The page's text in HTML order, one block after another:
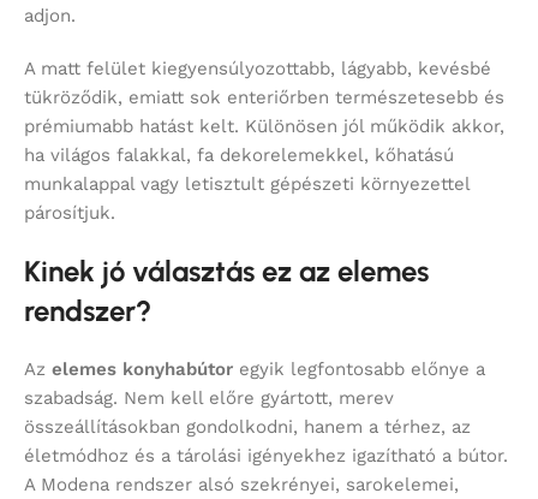
adjon.
A matt felület kiegyensúlyozottabb, lágyabb, kevésbé
tükröződik, emiatt sok enteriőrben természetesebb és
prémiumabb hatást kelt. Különösen jól működik akkor,
ha világos falakkal, fa dekorelemekkel, kőhatású
munkalappal vagy letisztult gépészeti környezettel
párosítjuk.
Kinek jó választás ez az elemes
rendszer?
Az elemes konyhabútor egyik legfontosabb előnye a
szabadság. Nem kell előre gyártott, merev
összeállításokban gondolkodni, hanem a térhez, az
életmódhoz és a tárolási igényekhez igazítható a bútor.
A Modena rendszer alsó szekrényei, sarokelemei,